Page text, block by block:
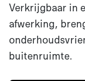
Verkrijgbaar in
afwerking,
buitenruimte.